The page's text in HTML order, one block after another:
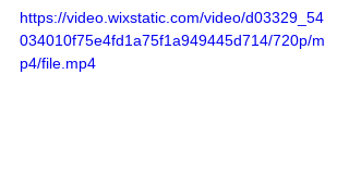
https://video.wixstatic.com/video/d03329_54
034010f75e4fd1a75f1a949445d714/720p/m
p4/file.mp4